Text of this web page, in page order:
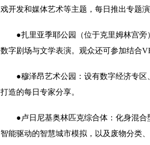
戏开发和媒体艺术等主题，每日推出专题演
●扎里亚季耶公园（位于克里姆林宫旁
数字剧场与文学表演。观众还可参加结合
●穆泽昂艺术公园：设有数字经济专
打造的每日专家分享。
●卢日尼基奥林匹克综合体：化身混
智能驱动的智慧城市模拟，以及废物分类